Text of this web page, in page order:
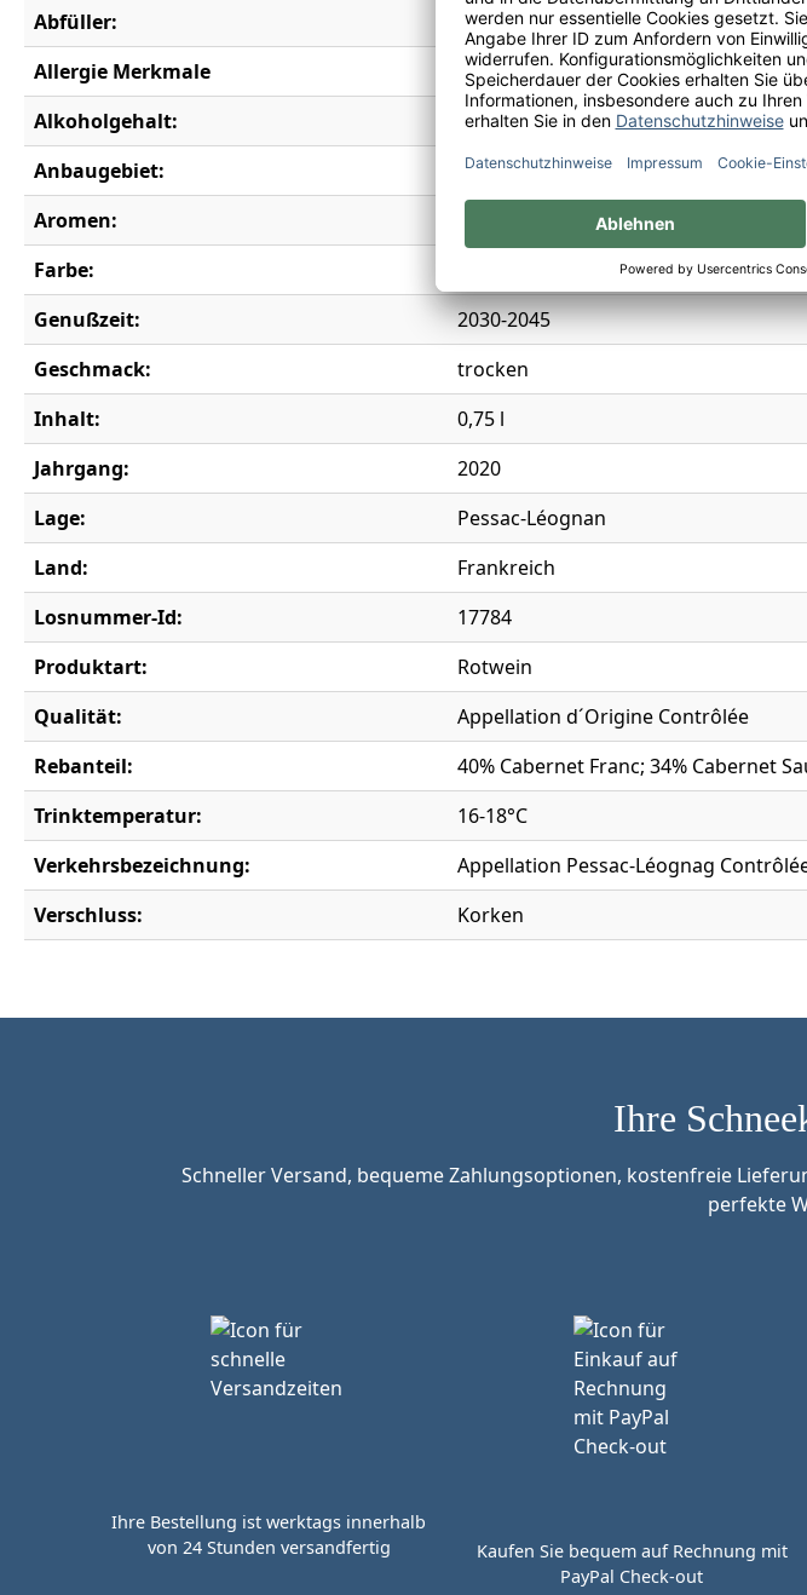
Abfüller:
Château les Carmes Haut-Brion, 20
Allergie Merkmale
Enthält Sulfite
Alkoholgehalt:
13,5 % vol.
Anbaugebiet:
Bordeaux
Aromen:
Brombeere, Cassis, Pfeffer, Rauch,
Farbe:
Genußzeit:
2030-2045
Geschmack:
trocken
Inhalt:
0,75 l
Jahrgang:
2020
Lage:
Pessac-Léognan
Land:
Frankreich
Losnummer-Id:
17784
Produktart:
Rotwein
Qualität:
Appellation d´Origine Contrôlée
Rebanteil:
40% Cabernet Franc; 34% Cabernet
Trinktemperatur:
16-18°C
Verkehrsbezeichnung:
Appellation Pessac-Léognag
Verschluss:
Korken
Ihre
Schneller Versand, bequeme Zahlungsoptionen, kostenfreie
perfekte
Ihre Bestellung ist werktags innerhalb
von 24 Stunden versandfertig
Kaufen Sie bequem auf Rechnung mit
PayPal Check-out